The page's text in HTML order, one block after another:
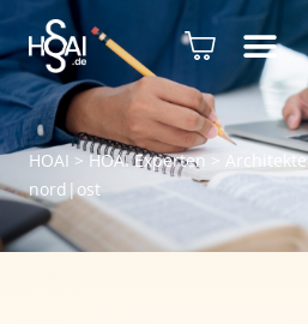
HOAI > HOAI Experten>
nord|ost